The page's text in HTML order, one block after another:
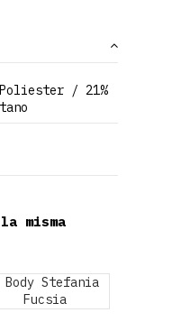
Poliester / 21%
misma